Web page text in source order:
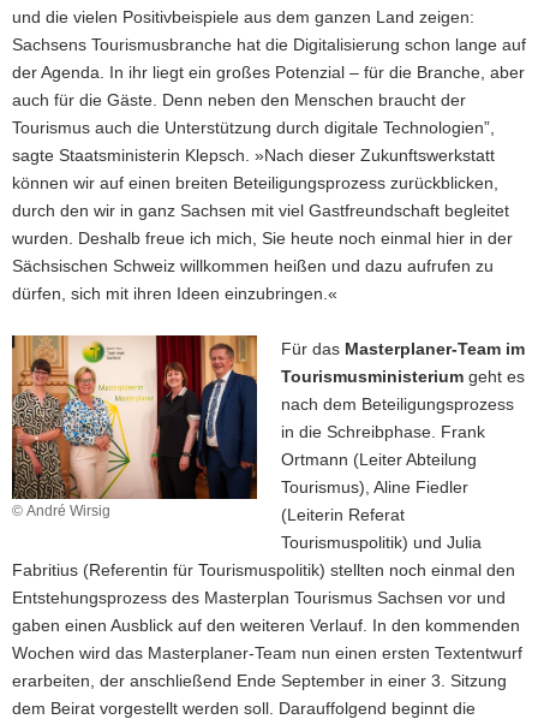
und die vielen Positivbeispiele aus dem ganzen Land zeigen:
Sachsens Tourismusbranche hat die Digitalisierung schon lange auf
der Agenda. In ihr liegt ein großes Potenzial – für die Branche, aber
auch für die Gäste. Denn neben den Menschen braucht der
Tourismus auch die Unterstützung durch digitale Technologien”,
sagte Staatsministerin Klepsch. »Nach dieser Zukunftswerkstatt
können wir auf einen breiten Beteiligungsprozess zurückblicken,
durch den wir in ganz Sachsen mit viel Gastfreundschaft begleitet
wurden. Deshalb freue ich mich, Sie heute noch einmal hier in der
Sächsischen Schweiz willkommen heißen und dazu aufrufen zu
dürfen, sich mit ihren Ideen einzubringen.«
© André Wirsig
Für das Masterplaner-Team im
Tourismusministerium geht es
nach dem Beteiligungsprozess
in die Schreibphase. Frank
Ortmann (Leiter Abteilung
Tourismus), Aline Fiedler
(Leiterin Referat
Tourismuspolitik) und Julia
Fabritius (Referentin für Tourismuspolitik) stellten noch einmal den
Entstehungsprozess des Masterplan Tourismus Sachsen vor und
gaben einen Ausblick auf den weiteren Verlauf. In den kommenden
Wochen wird das Masterplaner-Team nun einen ersten Textentwurf
erarbeiten, der anschließend Ende September in einer 3. Sitzung
dem Beirat vorgestellt werden soll. Darauffolgend beginnt die